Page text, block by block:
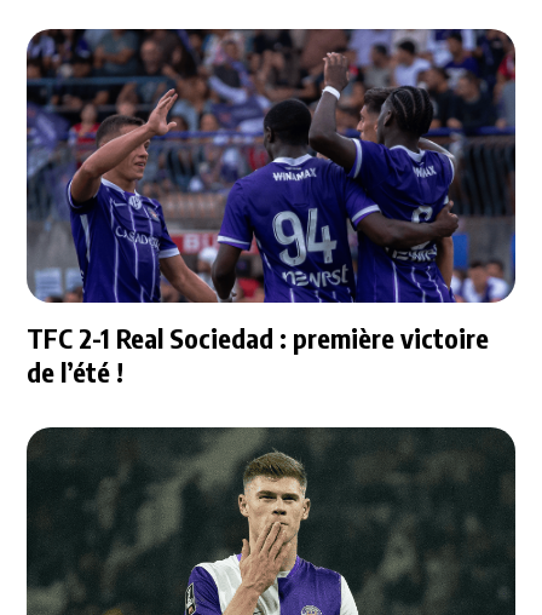
TFC 2-1 Real Sociedad : première victoire
de l’été !